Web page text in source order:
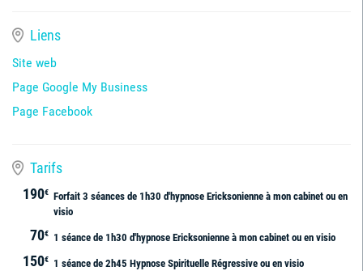
Liens
Site web
Page Google My Business
Page Facebook
Tarifs
190€ Forfait 3 séances de 1h30 d'hypnose Ericksonienne à mon cabinet ou en
visio
70€ 1 séance de 1h30 d'hypnose Ericksonienne à mon cabinet ou en visio
150€ 1 séance de 2h45 Hypnose Spirituelle Régressive ou en visio